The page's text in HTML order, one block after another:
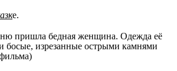
е.
пришла бедная женщина. Одежда её
босые, изрезанные острыми камнями